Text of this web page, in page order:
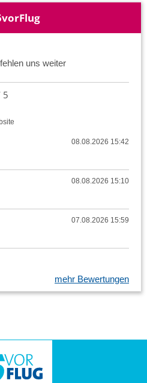
uns weiter
5
08.08.2026 15:42
08.08.2026 15:10
07.08.2026 15:59
mehr Bewertungen